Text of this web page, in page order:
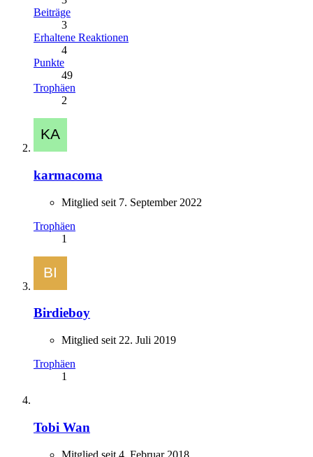
Beiträge
3
Erhaltene Reaktionen
4
Punkte
49
Trophäen
2
karmacoma
Mitglied seit 7. September 2022
Trophäen
1
Birdieboy
Mitglied seit 22. Juli 2019
Trophäen
1
Tobi Wan
Mitglied seit 4. Februar 2018